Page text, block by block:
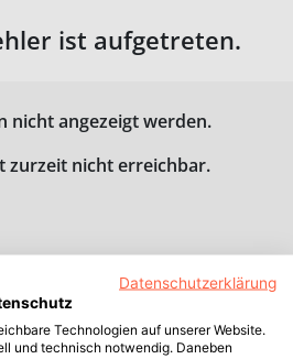
ist aufgetreten.
nicht angezeigt werden.
zurzeit nicht erreichbar.
Datenschutzerklärung
Technologien auf unserer Website.
und technisch notwendig. Daneben